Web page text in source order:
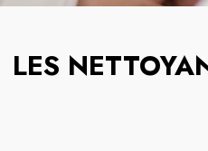
LES